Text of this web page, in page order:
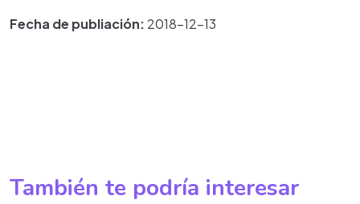
Fecha de publiación: 2018-12-13
También te podría interesar